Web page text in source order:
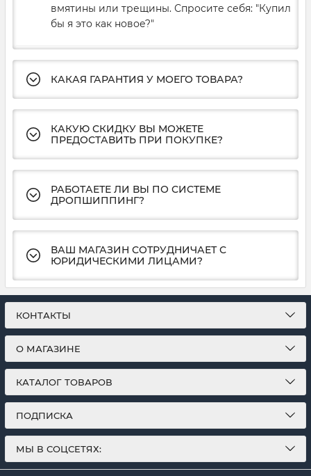
вмятины или трещины. Спросите себя: "Купил
бы я это как новое?"
КАКАЯ ГАРАНТИЯ У МОЕГО ТОВАРА?
КАКУЮ СКИДКУ ВЫ МОЖЕТЕ
ПРЕДОСТАВИТЬ ПРИ ПОКУПКЕ?
РАБОТАЕТЕ ЛИ ВЫ ПО СИСТЕМЕ
ДРОПШИППИНГ?
ВАШ МАГАЗИН СОТРУДНИЧАЕТ С
ЮРИДИЧЕСКИМИ ЛИЦАМИ?
КОНТАКТЫ
О МАГАЗИНЕ
КАТАЛОГ ТОВАРОВ
ПОДПИСКА
МЫ В СОЦСЕТЯХ: